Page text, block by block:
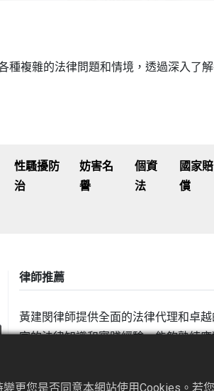
複雜的法律問題和情境，透過深入了
當事人及法庭保持良好的溝通，致力於
性騷擾防
治
妨害名
譽
個資
法
國家賠
償
律師推薦
黃建閔律師提供全面的法律代理和卓
富的法律知識和實踐經驗，能夠熟練
更您是否同意本網站使用Cookies。若